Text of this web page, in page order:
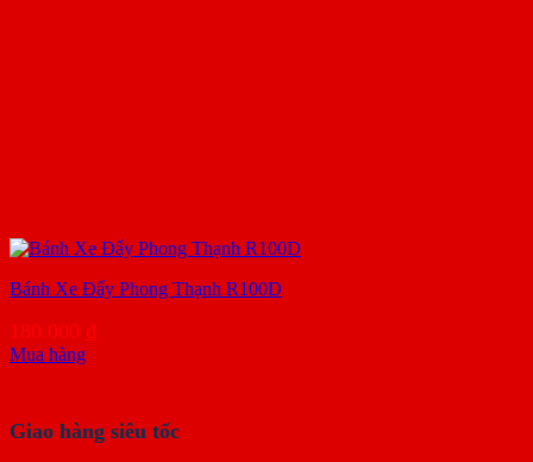
Bánh Xe Đẩy Phong Thạnh R100D
180.000 ₫
Mua hàng
Giao hàng siêu tốc